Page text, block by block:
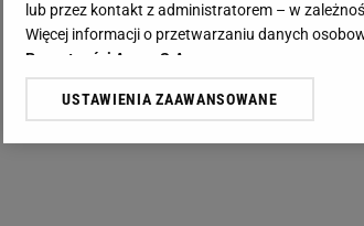
lub przez kontakt z administratorem – w
Więcej informacji o przetwarzaniu danych
Prywatności Agora S.A.
Klikając „Akceptuję” wyrażasz też zgodę na
USTAWIENIA ZAAWANSOWANE